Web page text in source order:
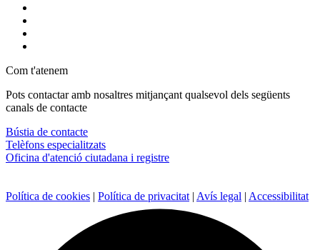
Com t'atenem
Pots contactar amb nosaltres mitjançant qualsevol dels següents
canals de contacte
Bústia de contacte
Telèfons especialitzats
Oficina d'atenció ciutadana i registre
Política de cookies | Política de privacitat | Avís legal | Accessibilitat